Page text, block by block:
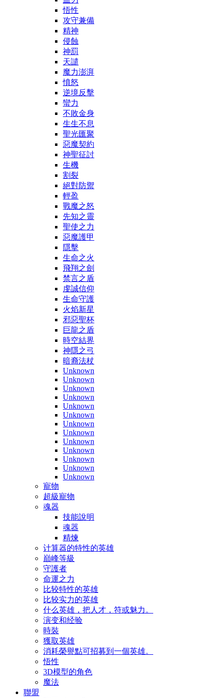
悟性
攻守兼備
精神
侵蝕
神罰
天譴
魔力澎湃
憤怒
逆境反擊
蠻力
不敗金身
生生不息
聖光匯聚
惡魔契約
神聖征討
生機
割裂
絕對防禦
輕盈
戰魔之怒
先知之靈
聖使之力
惡魔護甲
隱擊
生命之火
飛翔之劍
禁言之盾
虔誠信仰
生命守護
火焰新星
邪惡聖杯
巨龍之盾
時空結界
神隱之弓
暗裔法杖
Unknown
Unknown
Unknown
Unknown
Unknown
Unknown
Unknown
Unknown
Unknown
Unknown
Unknown
Unknown
Unknown
寵物
超級寵物
魂器
技能說明
魂器
精煉
计算器的特性的英雄
巔峰等級
守護者
命運之力
比较特性的英雄
比较实力的英雄
什么英雄，把人才，符或魅力。
演变和经验
時裝
獲取英雄
消耗榮譽點可招募到一個英雄。
悟性
3D模型的角色
魔法
聯盟